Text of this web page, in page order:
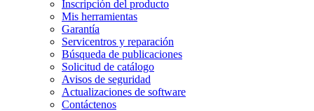
Inscripción del producto
Mis herramientas
Garantía
Servicentros y reparación
Búsqueda de publicaciones
Solicitud de catálogo
Avisos de seguridad
Actualizaciones de software
Contáctenos